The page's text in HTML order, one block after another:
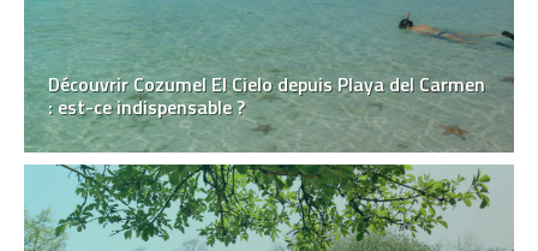
Découvrir Cozumel El Cielo depuis Playa del Carmen
: est-ce indispensable ?